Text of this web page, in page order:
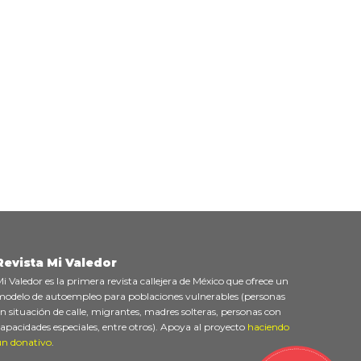
Mi Valedor
Valedor es la primera revista callejera de México que ofrece un
de autoempleo para poblaciones vulnerables (personas
situación de calle, migrantes, madres solteras, personas con
especiales, entre otros). Apoya al proyecto haciendo
donativo.